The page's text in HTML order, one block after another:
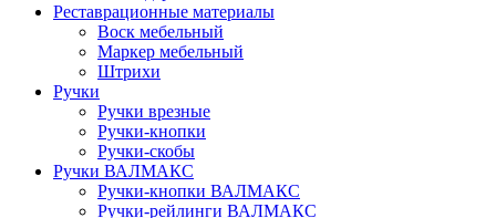
Реставрационные материалы
Воск мебельный
Маркер мебельный
Штрихи
Ручки
Ручки врезные
Ручки-кнопки
Ручки-скобы
Ручки ВАЛМАКС
Ручки-кнопки ВАЛМАКС
Ручки-рейлинги ВАЛМАКС